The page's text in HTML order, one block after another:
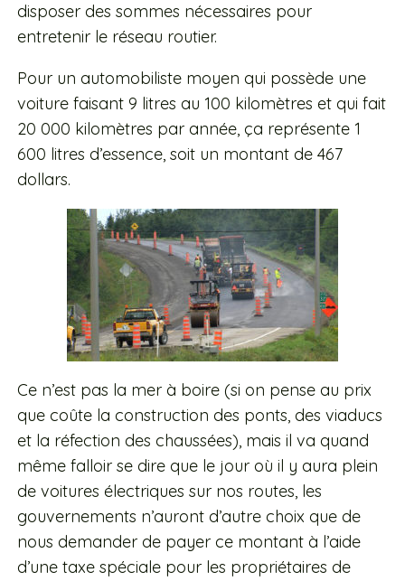
disposer des sommes nécessaires pour
entretenir le réseau routier.
Pour un automobiliste moyen qui possède une
voiture faisant 9 litres au 100 kilomètres et qui fait
20 000 kilomètres par année, ça représente 1
600 litres d’essence, soit un montant de 467
dollars.
Ce n’est pas la mer à boire (si on pense au prix
que coûte la construction des ponts, des viaducs
et la réfection des chaussées), mais il va quand
même falloir se dire que le jour où il y aura plein
de voitures électriques sur nos routes, les
gouvernements n’auront d’autre choix que de
nous demander de payer ce montant à l’aide
d’une taxe spéciale pour les propriétaires de